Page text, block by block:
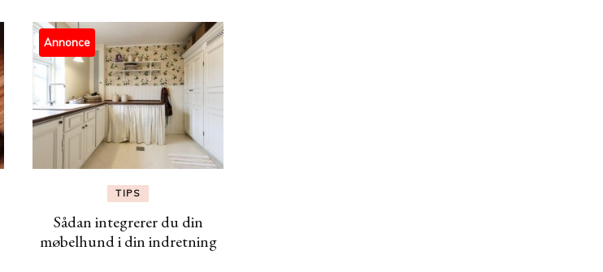
Annonce
TIPS
Sådan integrerer du din
møbelhund i din indretning